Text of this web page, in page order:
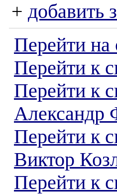
+ добавить
Перейти на
Перейти к
Перейти к
Александр
Перейти к
Виктор
Перейти к